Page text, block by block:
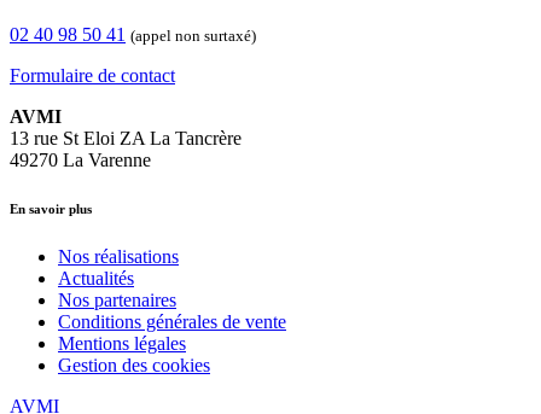
02 40 98 50 41 (appel non surtaxé)
Formulaire de contact
AVMI
13 rue St Eloi ZA La Tancrère
49270 La Varenne
En savoir plus
Nos réalisations
Actualités
Nos partenaires
Conditions générales de vente
Mentions légales
Gestion des cookies
AVMI